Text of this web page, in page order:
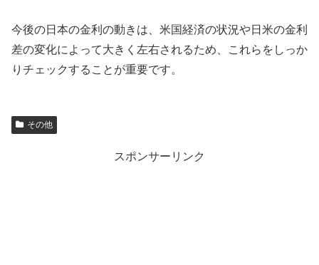
今後の日本の金利の動きは、米国経済の状況や日米の金利
差の変化によって大きく左右されるため、これらをしっか
りチェックすることが重要です。
その他
スポンサーリンク